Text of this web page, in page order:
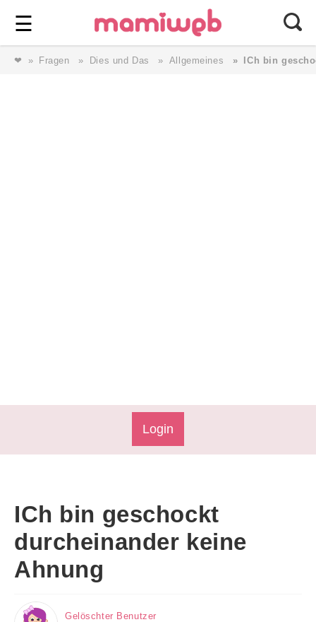
☰ ⎯ Wir lieben Familie ⎯
❤ Fragen Dies und Das Allgemeines ICh bin
Login
ICh bin geschockt
durcheinander keine
Ahnung
Gelöschter Benutzer